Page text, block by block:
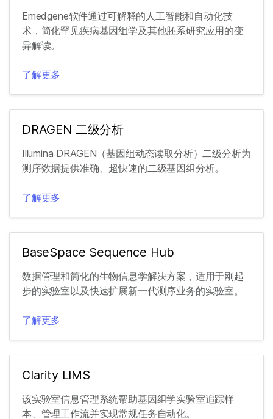
Emedgene软件通过可解释的人工智能和自动化技
术，简化罕见疾病基因组学及其他胚系研究应用的变
异解读。
了解更多
DRAGEN 二级分析
Illumina DRAGEN（基因组动态读取分析）二级分析为
测序数据提供准确、超快速的二级基因组分析。
了解更多
BaseSpace Sequence Hub
数据管理和简化的生物信息学解决方案，适用于刚起
步的实验室以及快速扩展新一代测序业务的实验室。
了解更多
Clarity LIMS
该实验室信息管理系统帮助基因组学实验室追踪样
本、管理工作流并实现常规任务自动化。